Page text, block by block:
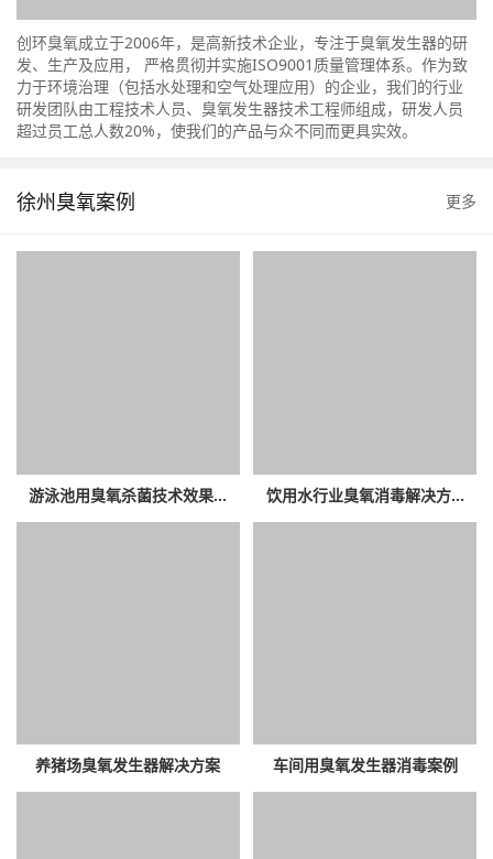
创环臭氧成立于2006年，是高新技术企业，专注于臭氧发生器的研
发、生产及应用， 严格贯彻并实施ISO9001质量管理体系。作为致
力于环境治理（包括水处理和空气处理应用）的企业，我们的行业
研发团队由工程技术人员、臭氧发生器技术工程师组成，研发人员
超过员工总人数20%，使我们的产品与众不同而更具实效。
徐州臭氧案例 更多
游泳池用臭氧杀菌技术效果... 饮用水行业臭氧消毒解决方...
养猪场臭氧发生器解决方案 车间用臭氧发生器消毒案例